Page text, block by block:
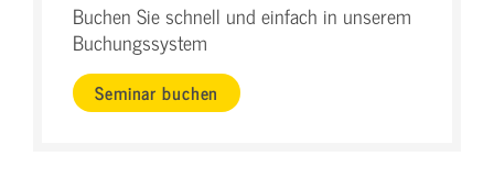
Buchen Sie schnell und einfach in unserem
Buchungssystem
Seminar buchen